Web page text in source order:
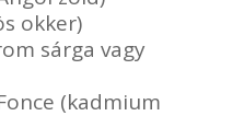
okker)
sárga vagy
(kadmium